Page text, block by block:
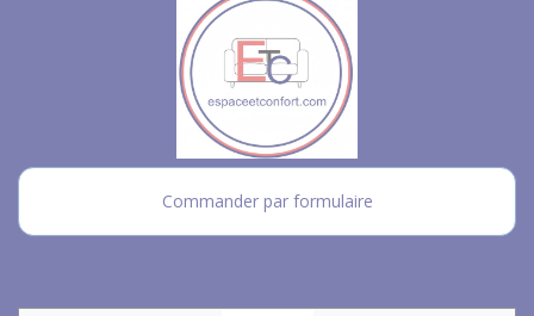
Commander par formulaire